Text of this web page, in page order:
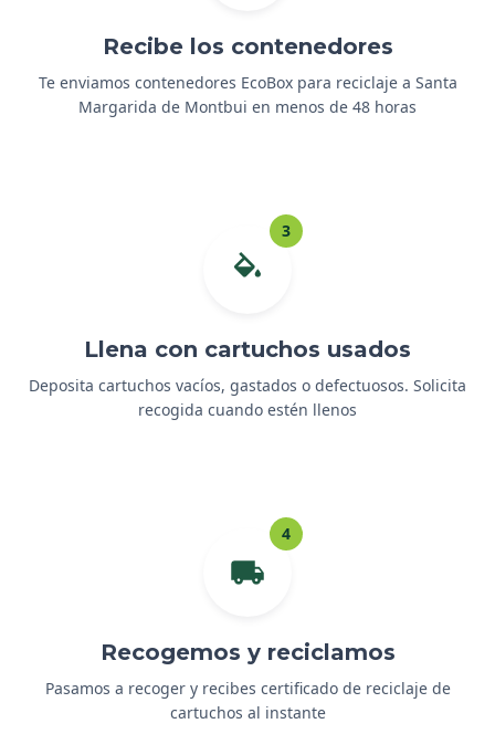
Recibe los contenedores
Te enviamos contenedores EcoBox para reciclaje a Santa
Margarida de Montbui en menos de 48 horas
3
Llena con cartuchos usados
Deposita cartuchos vacíos, gastados o defectuosos. Solicita
recogida cuando estén llenos
4
Recogemos y reciclamos
Pasamos a recoger y recibes certificado de reciclaje de
cartuchos al instante